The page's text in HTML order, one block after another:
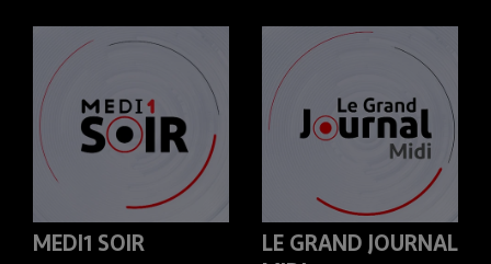
MEDI1 SOIR
LE GRAND JOURNAL